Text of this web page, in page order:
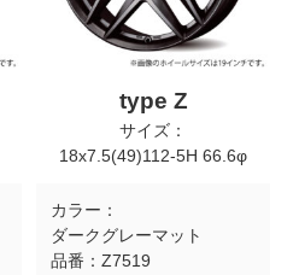
type Z
サイズ：
18x7.5(49)112-5H 66.6φ
カラー：
ダークグレーマット
品番： Z7519